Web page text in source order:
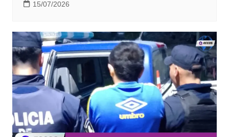
15/07/2026